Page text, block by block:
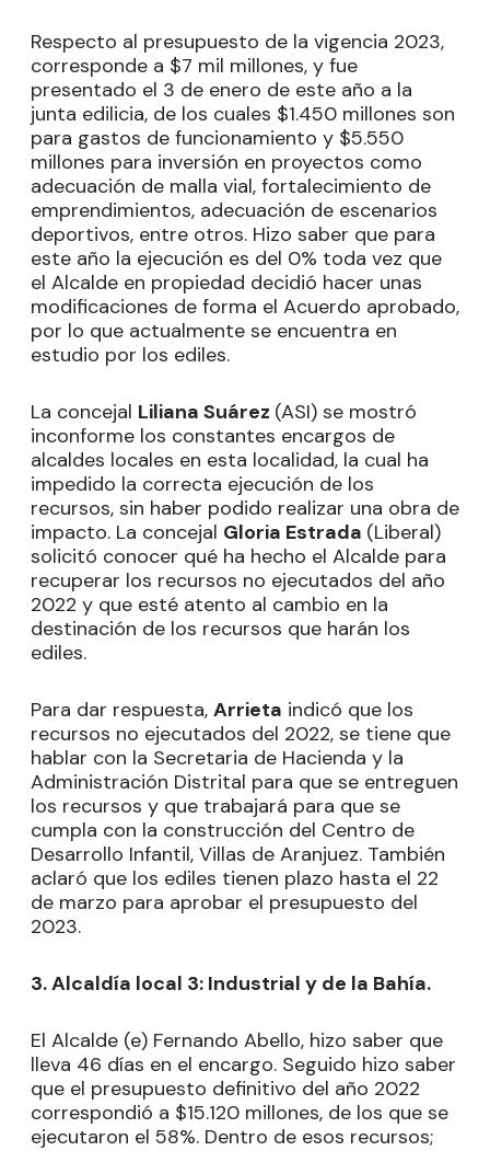
Respecto al presupuesto de la vigencia 2023,
corresponde a $7 mil millones, y fue
presentado el 3 de enero de este año a la
junta edilicia, de los cuales $1.450 millones son
para gastos de funcionamiento y $5.550
millones para inversión en proyectos como
adecuación de malla vial, fortalecimiento de
emprendimientos, adecuación de escenarios
deportivos, entre otros. Hizo saber que para
este año la ejecución es del 0% toda vez que
el Alcalde en propiedad decidió hacer unas
modificaciones de forma el Acuerdo aprobado,
por lo que actualmente se encuentra en
estudio por los ediles.
La concejal Liliana Suárez (ASI) se mostró
inconforme los constantes encargos de
alcaldes locales en esta localidad, la cual ha
impedido la correcta ejecución de los
recursos, sin haber podido realizar una obra de
impacto. La concejal Gloria Estrada (Liberal)
solicitó conocer qué ha hecho el Alcalde para
recuperar los recursos no ejecutados del año
2022 y que esté atento al cambio en la
destinación de los recursos que harán los
ediles.
Para dar respuesta, Arrieta indicó que los
recursos no ejecutados del 2022, se tiene que
hablar con la Secretaria de Hacienda y la
Administración Distrital para que se entreguen
los recursos y que trabajará para que se
cumpla con la construcción del Centro de
Desarrollo Infantil, Villas de Aranjuez. También
aclaró que los ediles tienen plazo hasta el 22
de marzo para aprobar el presupuesto del
2023.
3. Alcaldía local 3: Industrial y de la Bahía.
El Alcalde (e) Fernando Abello, hizo saber que
lleva 46 días en el encargo. Seguido hizo saber
que el presupuesto definitivo del año 2022
correspondió a $15.120 millones, de los que se
ejecutaron el 58%. Dentro de esos recursos;